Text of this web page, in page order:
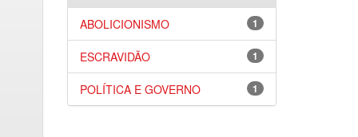
1
ABOLICIONISMO
1
ESCRAVIDÃO
1
POLÍTICA E GOVERNO